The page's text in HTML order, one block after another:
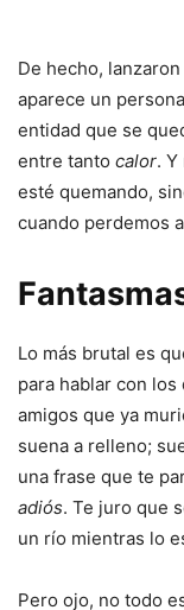
De hecho,
aparece un
entidad que se
entre tanto calor.
esté quemando,
cuando perdemos
Lo más brutal es
para hablar con
amigos que ya
suena a relleno;
una frase que te
adiós. Te juro que
un río mientras lo
Pero ojo, no todo